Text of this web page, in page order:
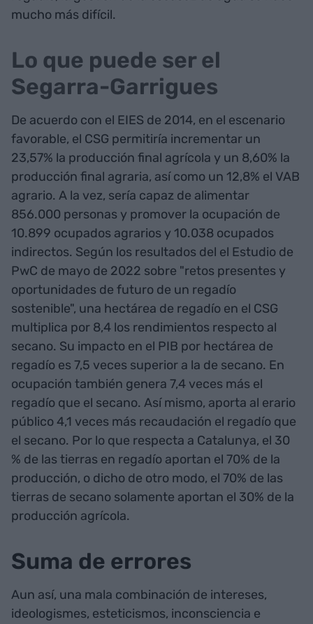
mucho más difícil.
Lo que puede ser el
Segarra-Garrigues
De acuerdo con el EIES de 2014, en el escenario
favorable, el CSG permitiría incrementar un
23,57% la producción final agrícola y un 8,60% la
producción final agraria, así como un 12,8% el VAB
agrario. A la vez, sería capaz de alimentar
856.000 personas y promover la ocupación de
10.899 ocupados agrarios y 10.038 ocupados
indirectos. Según los resultados del el Estudio de
PwC de mayo de 2022 sobre "retos presentes y
oportunidades de futuro de un regadío
sostenible", una hectárea de regadío en el CSG
multiplica por 8,4 los rendimientos respecto al
secano. Su impacto en el PIB por hectárea de
regadío es 7,5 veces superior a la de secano. En
ocupación también genera 7,4 veces más el
regadío que el secano. Así mismo, aporta al erario
público 4,1 veces más recaudación el regadío que
el secano. Por lo que respecta a Catalunya, el 30
% de las tierras en regadío aportan el 70% de la
producción, o dicho de otro modo, el 70% de las
tierras de secano solamente aportan el 30% de la
producción agrícola.
Suma de errores
Aun así, una mala combinación de intereses,
ideologismes, esteticismos, inconsciencia e